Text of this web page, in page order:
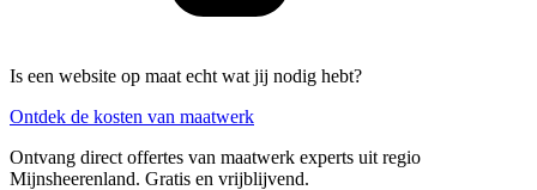
Is een website op maat echt wat jij nodig hebt?
Ontdek de kosten van maatwerk
Ontvang direct offertes van maatwerk experts uit regio
Mijnsheerenland. Gratis en vrijblijvend.